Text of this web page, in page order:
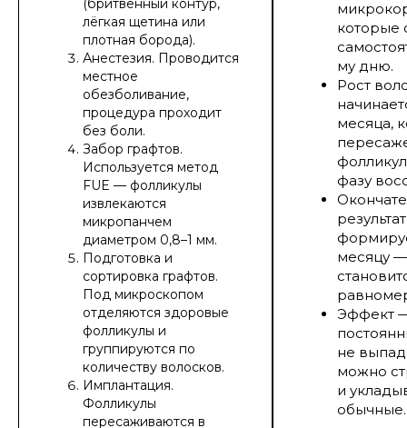
(бритвенный контур,
лёгкая щетина или
плотная борода).
Анестезия. Проводится
местное
обезболивание,
процедура проходит
без боли.
Забор графтов.
Используется метод
FUE — фолликулы
извлекаются
микропанчем
диаметром 0,8–1 мм.
Подготовка и
сортировка графтов.
Под микроскопом
отделяются здоровые
фолликулы и
группируются по
количеству волосков.
Имплантация.
Фолликулы
пересаживаются в
которые
му дню.
Рост
месяца,
фазу
результат
месяцу
Эффект
не
можно
и
обычные.